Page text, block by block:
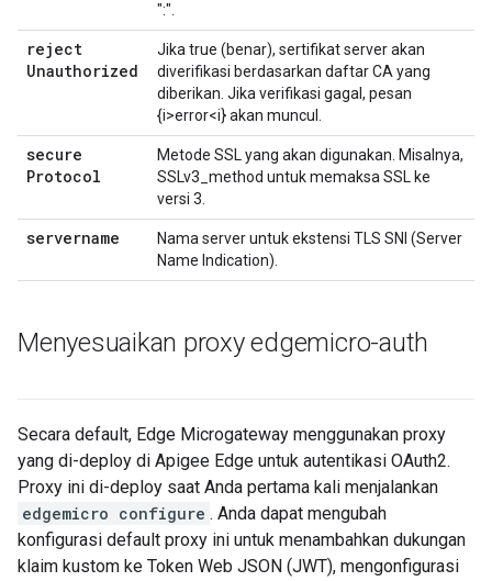
":".
reject
Unauthorized
Jika true (benar), sertifikat server akan
diverifikasi berdasarkan daftar CA yang
diberikan. Jika verifikasi gagal, pesan
{i>error<i} akan muncul.
secure
Protocol
Metode SSL yang akan digunakan. Misalnya,
SSLv3_method untuk memaksa SSL ke
versi 3.
servername
Nama server untuk ekstensi TLS SNI (Server
Name Indication).
Menyesuaikan proxy edgemicro-auth
Secara default, Edge Microgateway menggunakan proxy
yang di-deploy di Apigee Edge untuk autentikasi OAuth2.
Proxy ini di-deploy saat Anda pertama kali menjalankan
edgemicro configure . Anda dapat mengubah
konfigurasi default proxy ini untuk menambahkan dukungan
klaim kustom ke Token Web JSON (JWT), mengonfigurasi